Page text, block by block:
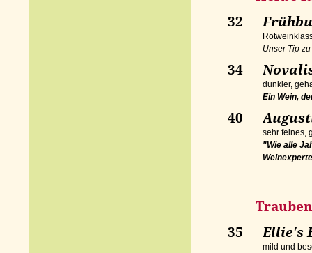
32
Unser Tip
34
dunkler,
Ein Wein,
40
sehr feines,
"Wie alle
35
Ellie's
mild und